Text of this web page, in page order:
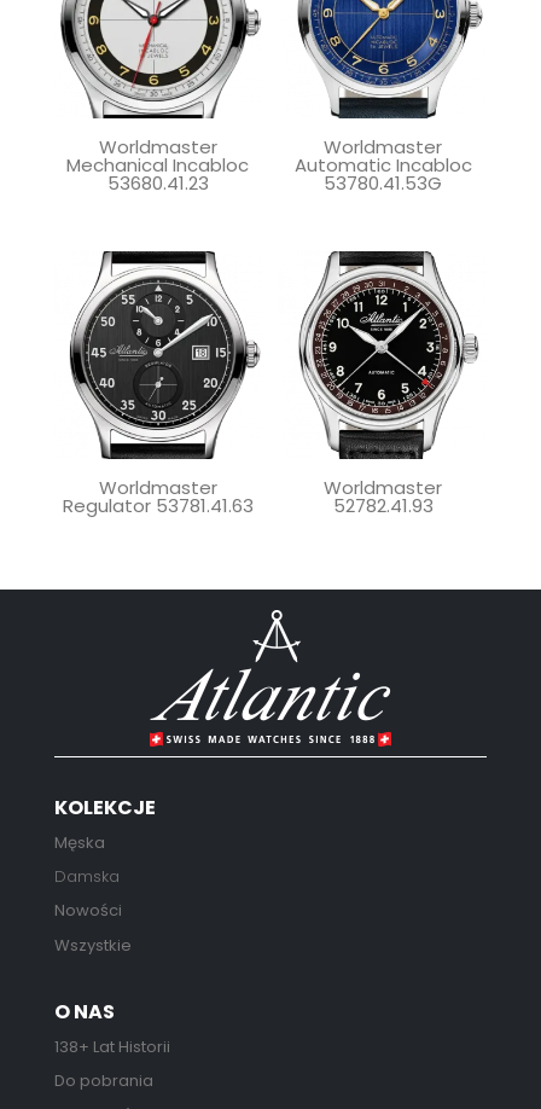
Worldmaster
Mechanical Incabloc
53680.41.23
Worldmaster
Automatic Incabloc
53780.41.53G
Worldmaster
Regulator 53781.41.63
Worldmaster
52782.41.93
KOLEKCJE
Męska
Damska
Nowości
Wszystkie
O NAS
138+ Lat Historii
Do pobrania